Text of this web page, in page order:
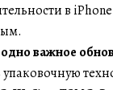
в
важное
упаковочную